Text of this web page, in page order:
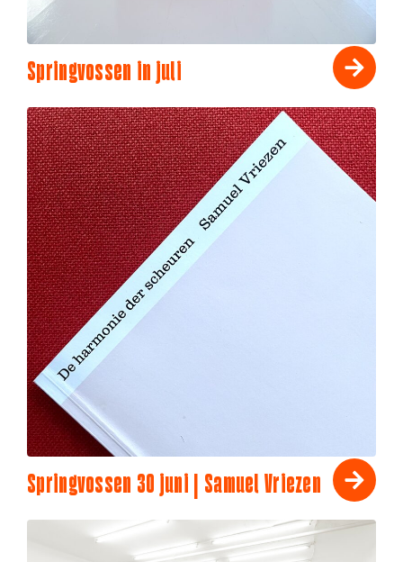
Springvossen in juli
Springvossen 30 juni | Samuel Vriezen